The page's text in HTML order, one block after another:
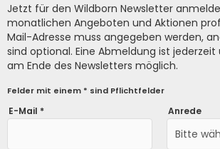
Jetzt für den Wildborn Newsletter
monatlichen Angeboten und Aktionen
Mail-Adresse muss angegeben werden,
sind optional. Eine Abmeldung ist jederzeit
am Ende des Newsletters möglich.
Felder mit einem * sind Pflichtfelder
E-Mail * Anrede
Bitte